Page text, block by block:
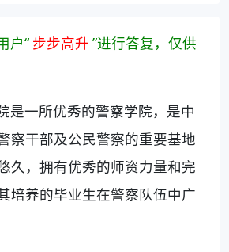
户“ 步步高升 ”进行答复，仅供
是一所优秀的警察学院，是中
察干部及公民警察的重要基地
久，拥有优秀的师资力量和完
培养的毕业生在警察队伍中广